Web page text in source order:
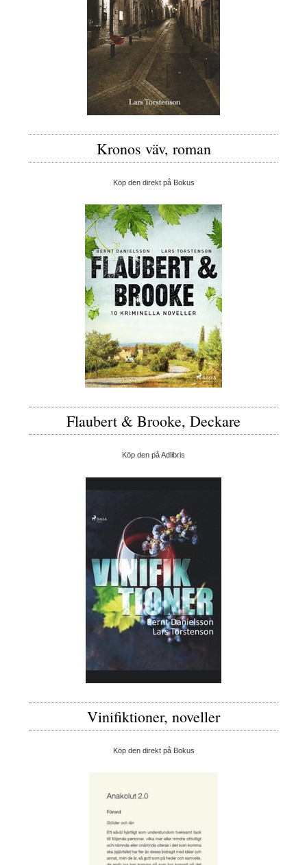
Kronos väv, roman
Köp den direkt på Bokus
Flaubert & Brooke, Deckare
Köp den på Adlibris
Vinifiktioner, noveller
Köp den direkt på Bokus